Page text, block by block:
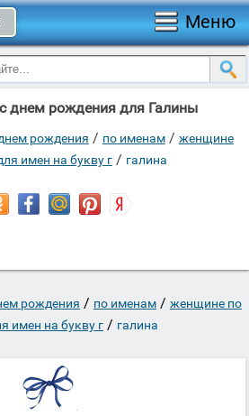
Меню
днем рождения для Галины
рождения / по именам/ женщине
имен на букву г/ галина
рождения / по именам / женщине по
имен на букву г / галина